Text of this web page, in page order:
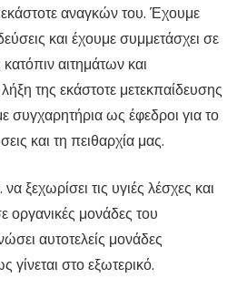
αναγκών του. Έχουμε
και έχουμε συμμετάσχει σε
αιτημάτων και
της εκάστοτε μετεκπαίδευσης
ως έφεδροι για το
και τη πειθαρχία μας.
ξεχωρίσει τις υγιές λέσχες και
οργανικές μονάδες του
αυτοτελείς μονάδες
στο εξωτερικό.